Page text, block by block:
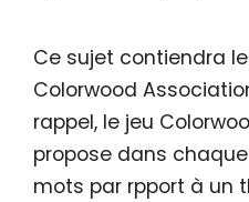
Ce sujet contiendra
Colorwood
rappel, le jeu
propose dans
mots par rpport à un